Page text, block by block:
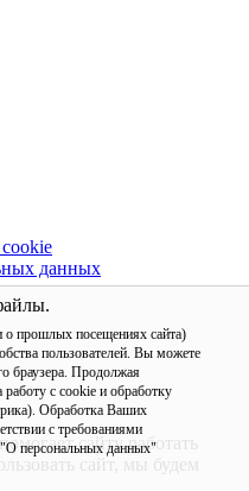
прошлых посещениях сайта)
пользователей. Вы можете
браузера. Продолжая
работу с cookie и обработку
Обработка Ваших
с требованиями
персональных данных"
данных
сайту работать
сайт, мы будем